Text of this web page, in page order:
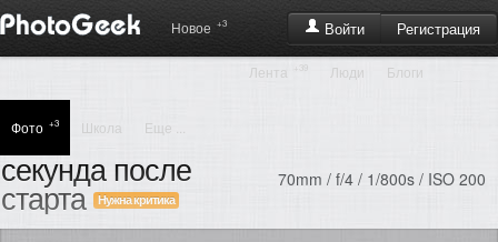
Войти Регистрация
Новое +3
Лента +39 Люди Блоги
Фото +3 Школа Еще ...
секунда после
старта
Нужна критика
70mm / f/4 / 1/800s / ISO 200